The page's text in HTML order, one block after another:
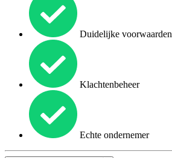
Duidelijke voorwaarden
Klachtenbeheer
Echte ondernemer